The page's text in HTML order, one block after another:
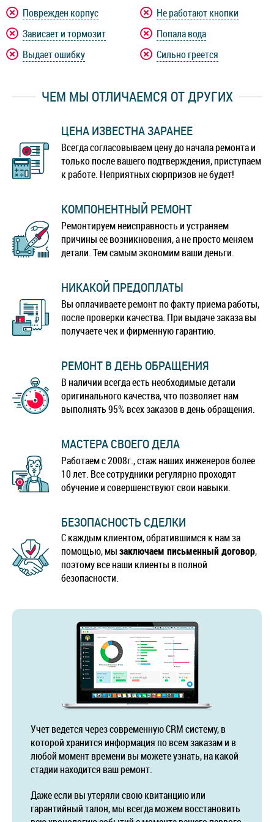
Galaxy A70s Galaxy A71
Galaxy A90 Galaxy A91
Galaxy F41 Galaxy Grand 2
Galaxy J1 (2016) Galaxy J2 (2016)
Galaxy J2 (2018) Galaxy J3 (2016)
Galaxy J3 (2017) Galaxy J4 (2018)
Galaxy J5 (2016) Galaxy J5 (2017)
Galaxy J6 (2018) Galaxy J7 (2016)
Galaxy J7 (2017) Galaxy J7 Neo
Galaxy J7 Plus Galaxy J8
Galaxy M21 Galaxy M30
Galaxy M31s Galaxy M32
Galaxy M51 Galaxy Note 2
Galaxy Note 5 Galaxy Note 8
Galaxy Note 9 Galaxy Note 10
Galaxy Note 10 lite Galaxy Note 10 Plus
Galaxy Note 20 Galaxy Note 20 Ultra
Galaxy S4 Galaxy S5
Galaxy S6 Galaxy S6 Edge
Поврежден корпус
Зависает и тормозит
Выдает ошибку
Не работают кнопки
Попала вода
Сильно греется
ЧЕМ МЫ ОТЛИЧАЕМСЯ ОТ ДРУГИХ
ЦЕНА ИЗВЕСТНА ЗАРАНЕЕ
Всегда согласовываем цену до начала ремонта и
только после вашего подтверждения, приступаем
к работе. Неприятных сюрпризов не будет!
КОМПОНЕНТНЫЙ РЕМОНТ
Ремонтируем неисправность и устраняем
причины ее возникновения, а не просто меняем
детали. Тем самым экономим ваши деньги.
НИКАКОЙ ПРЕДОПЛАТЫ
Вы оплачиваете ремонт по факту приема работы,
после проверки качества. При выдаче заказа вы
получаете чек и фирменную гарантию.
РЕМОНТ В ДЕНЬ ОБРАЩЕНИЯ
В наличии всегда есть необходимые детали
оригинального качества, что позволяет нам
выполнять 95% всех заказов в день обращения.
МАСТЕРА СВОЕГО ДЕЛА
Работаем с 2008г., стаж наших инженеров более
10 лет. Все сотрудники регулярно проходят
обучение и совершенствуют свои навыки.
БЕЗОПАСНОСТЬ СДЕЛКИ
С каждым клиентом, обратившимся к нам за
помощью, мызаключаем письменный договор,
поэтому все наши клиенты в полной
безопасности.
Учет ведется через современную CRM систему, в
которой хранится информация по всем заказам и в
любой момент времени вы можете узнать, на какой
стадии находится ваш ремонт.
Даже если вы утеряли свою квитанцию или
гарантийный талон, мы всегда можем восстановить